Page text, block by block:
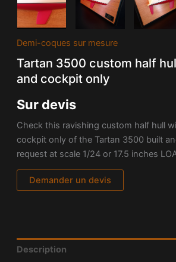
Demi-coques sur mesure
Tartan 3500 custom half
and cockpit only
Sur devis
Check this ravishing custom half hull
cockpit only of the Tartan 3500 built
request at scale 1/24 or 17.5 inches
Demander un devis
Description